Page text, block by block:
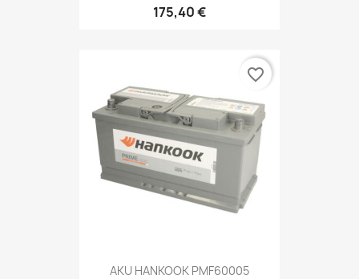
175,40 €
AKU HANKOOK PMF60005
favorite_border